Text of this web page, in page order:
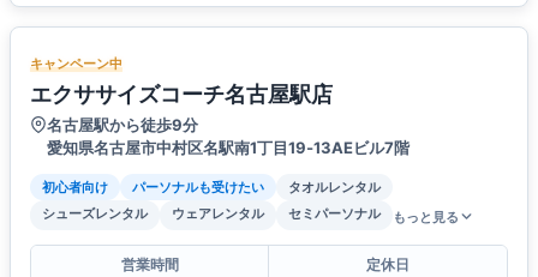
キャンペーン中
エクササイズコーチ名古屋駅店
名古屋駅から徒歩9分
愛知県名古屋市中村区名駅南1丁目19‐13AEビル7階
初心者向け パーソナルも受けたい
タオルレンタル
シューズレンタル
ウェアレンタル セミパーソナル もっと見る
営業時間
定休日